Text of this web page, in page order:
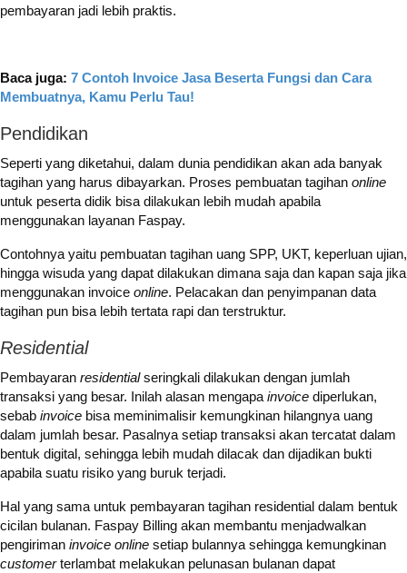
pembayaran jadi lebih praktis.
Baca juga: 7 Contoh Invoice Jasa Beserta Fungsi dan Cara
Membuatnya, Kamu Perlu Tau!
Pendidikan
Seperti yang diketahui, dalam dunia pendidikan akan ada banyak
tagihan yang harus dibayarkan. Proses pembuatan tagihan online
untuk peserta didik bisa dilakukan lebih mudah apabila
menggunakan layanan Faspay.
Contohnya yaitu pembuatan tagihan uang SPP, UKT, keperluan ujian,
hingga wisuda yang dapat dilakukan dimana saja dan kapan saja jika
menggunakan invoice online. Pelacakan dan penyimpanan data
tagihan pun bisa lebih tertata rapi dan terstruktur.
Residential
Pembayaran residentialseringkali dilakukan dengan jumlah
transaksi yang besar. Inilah alasan mengapa invoice diperlukan,
sebab invoice bisa meminimalisir kemungkinan hilangnya uang
dalam jumlah besar. Pasalnya setiap transaksi akan tercatat dalam
bentuk digital, sehingga lebih mudah dilacak dan dijadikan bukti
apabila suatu risiko yang buruk terjadi.
Hal yang sama untuk pembayaran tagihan residential dalam bentuk
cicilan bulanan. Faspay Billing akan membantu menjadwalkan
pengiriman invoice online setiap bulannya sehingga kemungkinan
customerterlambat melakukan pelunasan bulanan dapat